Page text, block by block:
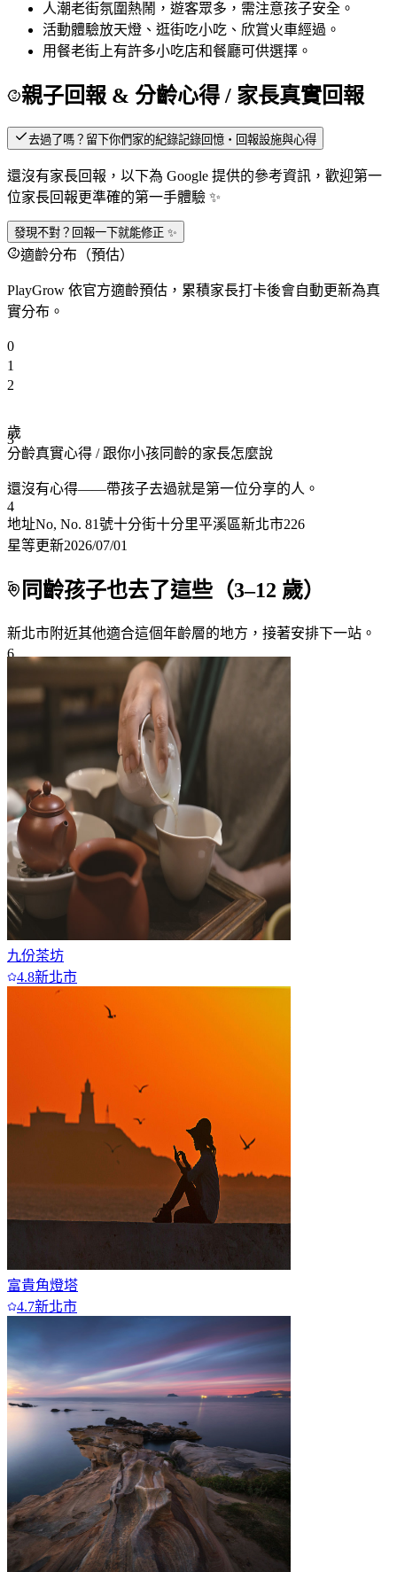
人潮老街氛圍熱鬧，遊客眾多，需注意孩子安全。
活動體驗放天燈、逛街吃小吃、欣賞火車經過。
用餐老街上有許多小吃店和餐廳可供選擇。
親子回報 & 分齡心得 / 家長真實回報
去過了嗎？留下你們家的紀錄記錄回憶・回報設施與心得
還沒有家長回報，以下為 Google 提供的參考資訊，歡迎第一
位家長回報更準確的第一手體驗 ✨
發現不對？回報一下就能修正 ✨
適齡分布（預估）
PlayGrow 依官方適齡預估，累積家長打卡後會自動更新為真
實分布。
0
1
2
3
4
5
6
7+
歲
分齡真實心得 / 跟你小孩同齡的家長怎麼說
還沒有心得——帶孩子去過就是第一位分享的人。
地址No, No. 81號十分街十分里平溪區新北市226
星等更新2026/07/01
同齡孩子也去了這些（3–12 歲）
新北市附近其他適合這個年齡層的地方，接著安排下一站。
九份茶坊
4.8新北市
富貴角燈塔
4.7新北市